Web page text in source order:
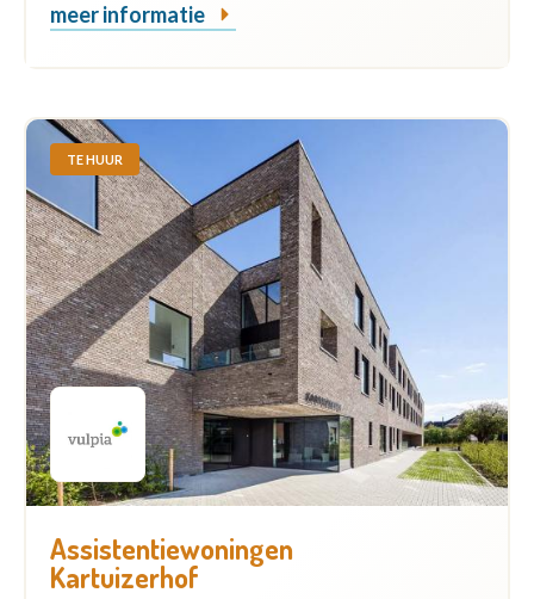
meer informatie
TE HUUR
Assistentiewoningen
Kartuizerhof